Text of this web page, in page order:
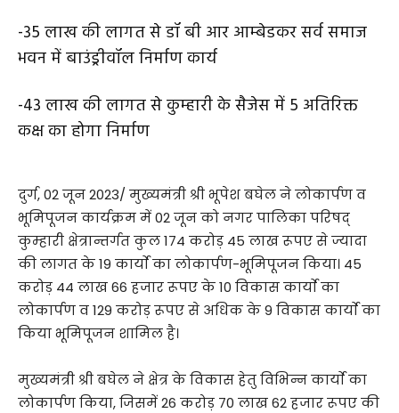
-35 लाख की लागत से डॉ बी आर आम्बेडकर सर्व समाज
भवन में बाउंड्रीवॉल निर्माण कार्य
-43 लाख की लागत से कुम्हारी के सैजेस में 5 अतिरिक्त
कक्ष का होगा निर्माण
दुर्ग, 02 जून 2023/ मुख्यमंत्री श्री भूपेश बघेल ने लोकार्पण व
भूमिपूजन कार्यक्रम में 02 जून को नगर पालिका परिषद्
कुम्हारी क्षेत्रान्तर्गत कुल 174 करोड़ 45 लाख रूपए से ज्यादा
की लागत के 19 कार्याे का लोकार्पण-भूमिपूजन किया। 45
करोड़ 44 लाख 66 हजार रूपए के 10 विकास कार्याे का
लोकार्पण व 129 करोड़ रूपए से अधिक के 9 विकास कार्याे का
किया भूमिपूजन शामिल है।
मुख्यमंत्री श्री बघेल ने क्षेत्र के विकास हेतु विभिन्न कार्याे का
लोकार्पण किया, जिसमें 26 करोड़ 70 लाख 62 हजार रूपए की